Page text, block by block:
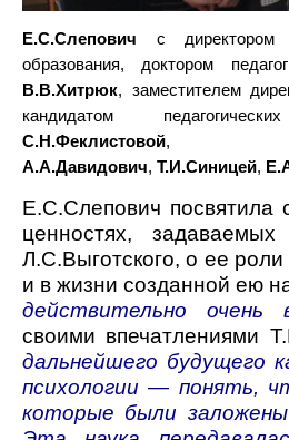
Е.С.Слепович с директором
образования, доктором
В.В.Хитрюк, заместителем
кандидатом
С.Н.Феклистовой,
А.А.Давидович, Т.И.Синицей,
Е.С.Слепович посвятила
ценностях, задаваемых
Л.С.Выготского, о ее
и в жизни созданной ею
действительно очень
своими впечатлениями
дальнейшего будущего
психологии — понять,
которые были